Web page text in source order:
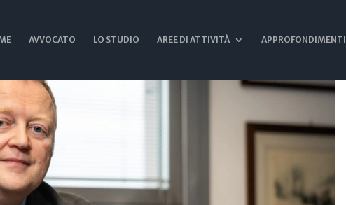
AVVOCATO LO STUDIO AREE DI ATTIVITÀ APPROFONDIMENTI